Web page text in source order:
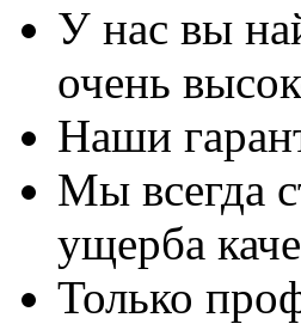
У нас вы
очень
Наши
Мы всегда
ущерба
Только